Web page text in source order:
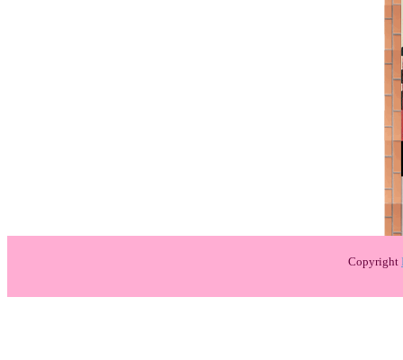
Copyright